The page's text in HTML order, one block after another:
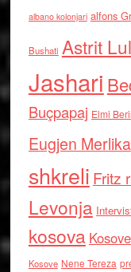
albano kolonjari alfons
Bushati Astrit
Jashari
Buçpapaj Elmi
Eugjen Merlika
shkreli Fritz
Levonja
kosova Kosove
Kosove Nene Tereza